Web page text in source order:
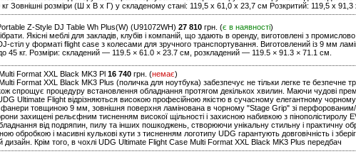
Зовнішні розміри (Ш x В x Г) у складеному стані: 119,5 x 61,0 x 23,7 см Розкритий: 119,5 x
Z-Style DJ Table Wh Plus(W) (U91072WH) 27 810 грн. (є в наявності)
Якісні меблі для закладів, клубів і компаній, що здають в оренду, виготовлені з промислово
стіл у форматі flight case з колесами для зручного транспортування. Виготовлений із 9 мм
45 кг. Розміри: складений — 119.5 × 61.0 × 23.7 см, розкладений — 119.5 × 91.3 × 71.1 см.
Format XXL Black MK3 Pl 16 740 грн. (немає)
Format XXL Black MK3 Plus (поличка для ноутбука) забезпечує не тільки легке те безпечне
спрощує процедуру встановлення обладнання протягом декількох хвилин. Маючи чудові
Ultimate Flight відрізняються високою професійною якістю в сучасному елегантному чорному
фанери товщиною 9 мм, зовнішня поверхня ламінована в чорному "Stage Grip" зі
захищені рельєфним тисненням високої щільності і захисною набивкою з пінополістиролу
від подряпин, пилу та інших пошкоджень, створюючи унікальну стильну і практичну
обробкою і масивні кулькові кути з тисненням логотипу UDG гарантують довговічність і
дизайн. Крім того, в чохлі UDG Ultimate Flight Case Multi Format XXL Black MK3 Plus передбач